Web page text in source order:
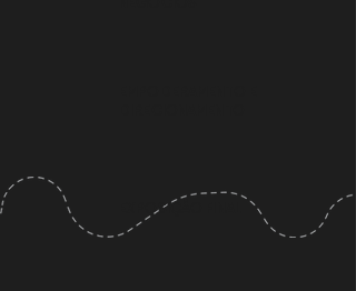
EXPOSIÇÃO FINAL